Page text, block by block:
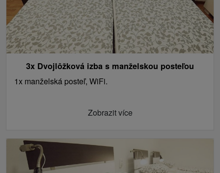
3x Dvojlôžková izba s manželskou posteľou
1x manželská posteľ, WiFi.
Zobrazit více